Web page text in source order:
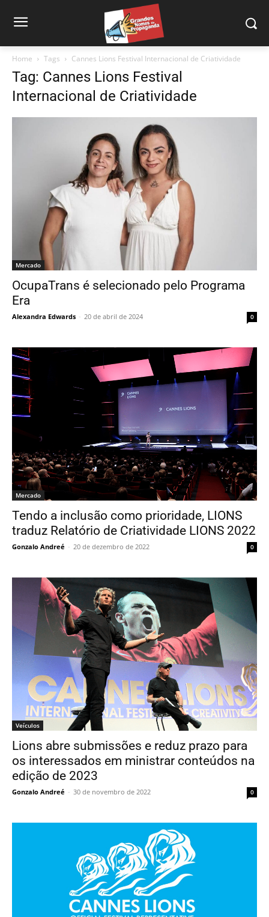
Home Tags Cannes Lions Festival Internacional de Criatividade
Tag: Cannes Lions Festival
Internacional de Criatividade
Mercado
OcupaTrans é selecionado pelo Programa
Era
Alexandra Edwards - 20 de abril de 2024 0
Mercado
Tendo a inclusão como prioridade, LIONS
traduz Relatório de Criatividade LIONS 2022
Gonzalo Andreé - 20 de dezembro de 2022 0
Veículos
Lions abre submissões e reduz prazo para
os interessados em ministrar conteúdos na
edição de 2023
Gonzalo Andreé - 30 de novembro de 2022 0